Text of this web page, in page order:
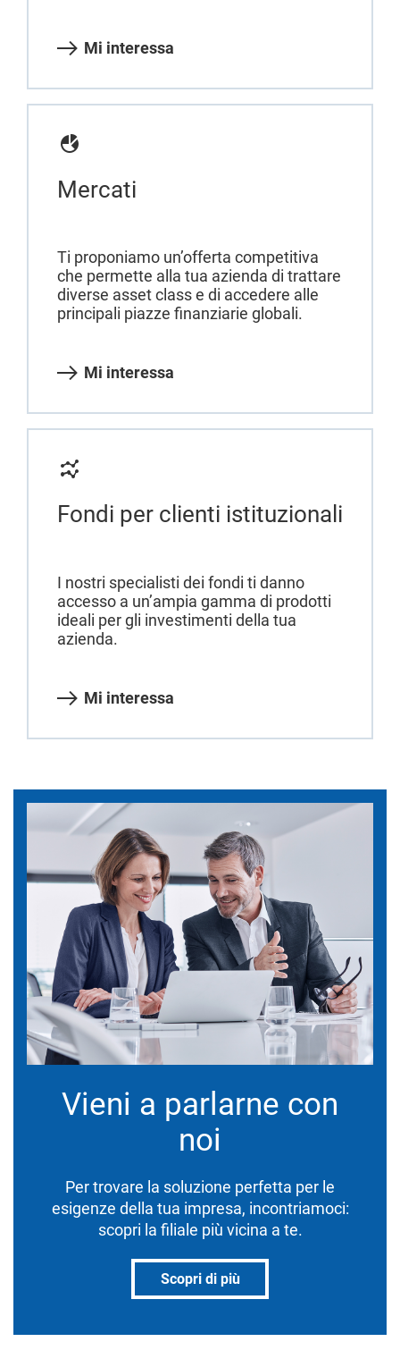
Mi interessa
Mercati
Ti proponiamo un’offerta competitiva
che permette alla tua azienda di trattare
diverse asset class e di accedere alle
principali piazze finanziarie globali.
Mi interessa
Fondi per clienti istituzionali
I nostri specialisti dei fondi ti danno
accesso a un’ampia gamma di prodotti
ideali per gli investimenti della tua
azienda.
Mi interessa
Vieni a parlarne con
noi
Per trovare la soluzione perfetta per le
esigenze della tua impresa, incontriamoci:
scopri la filiale più vicina a te.
Scopri di più